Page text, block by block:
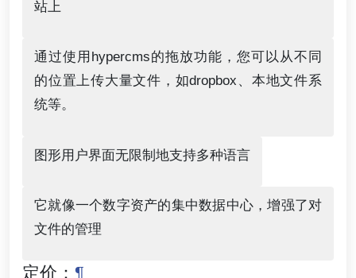
站上
通过使用hypercms的拖放功能，您可以从不同
的位置上传大量文件，如dropbox、本地文件系
统等。
图形用户界面无限制地支持多种语言
它就像一个数字资产的集中数据中心，增强了对
文件的管理
定价： ¶